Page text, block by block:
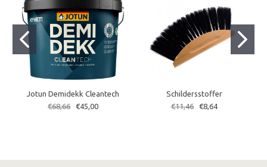
Jotun Demidekk Cleantech
€68,66
€45,00
Schildersstoffer
€11,46
€8,64